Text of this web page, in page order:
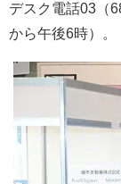
デスク電話03（
から午後6時）。